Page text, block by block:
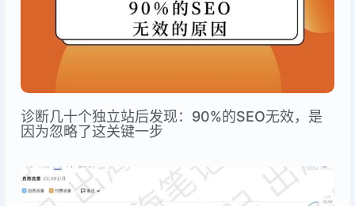
诊断几十个独立站后发现：90%的SEO无效，是
因为忽略了这关键一步